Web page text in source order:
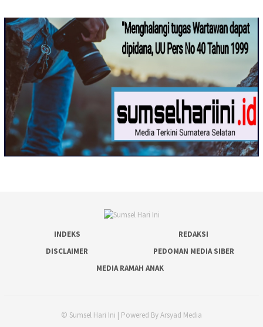
INDEKS
REDAKSI
DISCLAIMER
PEDOMAN MEDIA SIBER
MEDIA RAMAH ANAK
© Sumsel Hari Ini | Powered By Arsyad Media